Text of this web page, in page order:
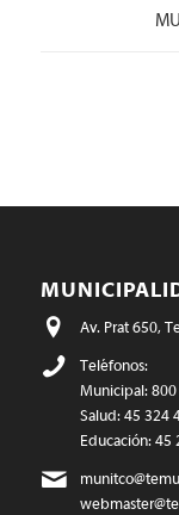
Av. Prat 650,
Teléfonos:
Municipal:
Salud: 45 324
Educación: 45